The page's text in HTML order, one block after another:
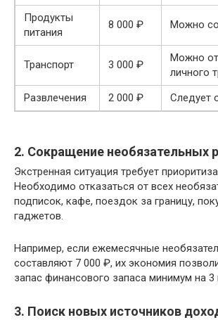
Продукты
питания
8 000 ₽ Можно
Транспорт 3 000 ₽
Можно
личного
Развлечения
2 000 ₽ Следует
2. Сокращение необязательных
Экстренная ситуация требует
Необходимо отказаться от всех
подписок, кафе, поездок за границу,
гаджетов.
Например, если ежемесячные
составляют 7 000 ₽, их экономия
запас финансового запаса минимум на 3
3. Поиск новых источников